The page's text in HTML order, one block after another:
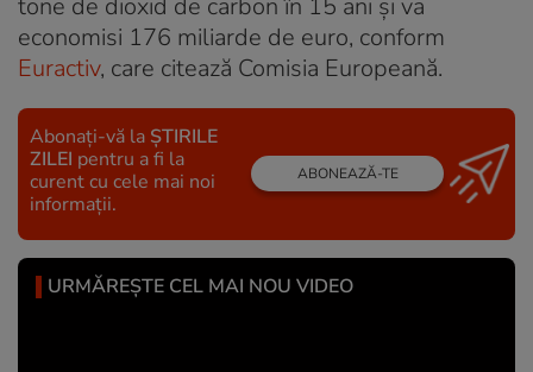
economisi 176 miliarde de euro, conform
Euractiv, care citează Comisia Europeană.
Abonați-vă la ȘTIRILE
ZILEI pentru a fi la
curent cu cele mai noi
informații.
ABONEAZĂ-TE
URMĂREȘTE CEL MAI NOU VIDEO